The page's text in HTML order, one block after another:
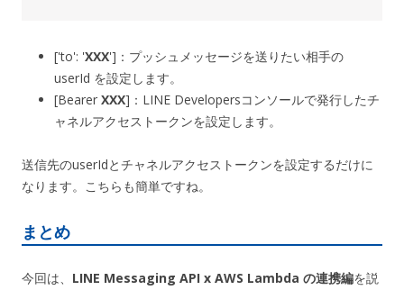
['to': 'XXX']：プッシュメッセージを送りたい相手の
userId を設定します。
[Bearer XXX]：LINE Developersコンソールで発行したチ
ャネルアクセストークンを設定します。
送信先のuserIdとチャネルアクセストークンを設定するだけに
なります。こちらも簡単ですね。
まとめ
今回は、 LINE Messaging API x AWS Lambda の連携編を説